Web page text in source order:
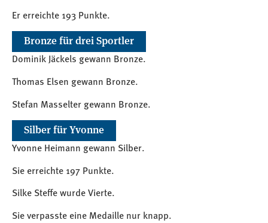
Er erreichte 193 Punkte.
Bronze für drei Sportler
Dominik Jäckels gewann Bronze.
Thomas Elsen gewann Bronze.
Stefan Masselter gewann Bronze.
Silber für Yvonne
Yvonne Heimann gewann Silber.
Sie erreichte 197 Punkte.
Silke Steffe wurde Vierte.
Sie verpasste eine Medaille nur knapp.